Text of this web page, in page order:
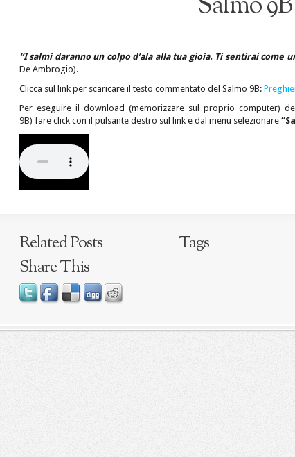
“I salmi daranno un colpo d’ala alla tua gioia. Ti sentirai come
De Ambrogio).
Clicca sul link per scaricare il testo commentato del Salmo 9B:
Per eseguire il download (memorizzare sul proprio computer)
9B) fare click con il pulsante destro sul link e dal menu selezionare
Related Posts
Tags
Share This